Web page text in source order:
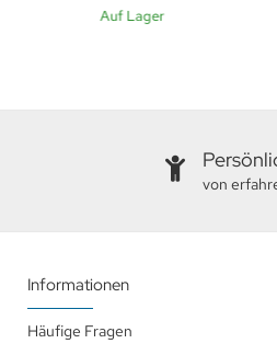
Auf Lager
von
Informationen
Häufige Fragen